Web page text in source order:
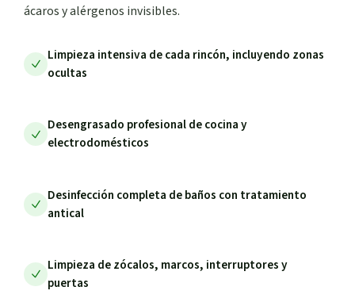
ácaros y alérgenos invisibles.
Limpieza intensiva de cada rincón, incluyendo zonas
ocultas
Desengrasado profesional de cocina y
electrodomésticos
Desinfección completa de baños con tratamiento
antical
Limpieza de zócalos, marcos, interruptores y
puertas